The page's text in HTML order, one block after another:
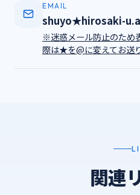
EMAIL
shuyo★hirosaki-
※迷惑メール防止のため
際は★を@に変えてお送
関連